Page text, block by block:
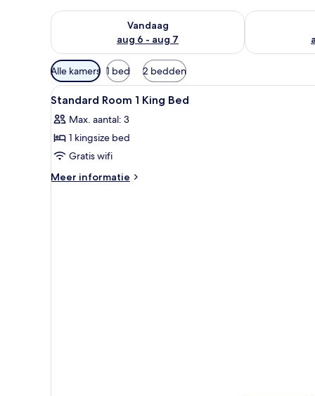
Vandaag
aug 6 - aug 7
De beschikbaarheid controleren voor vanavond aug
De
Beschikbare
filters
voor
Alle kamers 1 bed 2 bedden
Alle
foto's
voor
Standard
Room
1
Een hotelkamer met een
3
Standard Room 1 King Bed
Max. aantal: 3
1 kingsize bed
Gratis wifi
Meer informatie
Meer